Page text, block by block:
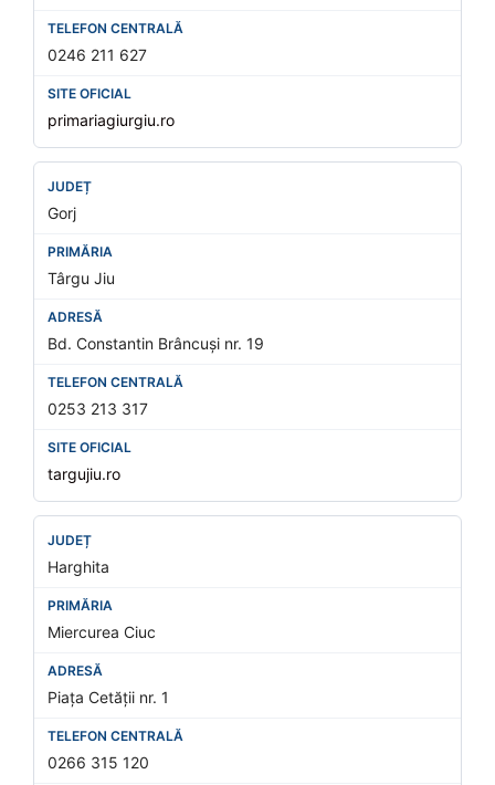
0246 211 627
primariagiurgiu.ro
Gorj
Târgu Jiu
Bd. Constantin Brâncuși nr. 19
0253 213 317
targujiu.ro
Harghita
Miercurea Ciuc
Piața Cetății nr. 1
0266 315 120